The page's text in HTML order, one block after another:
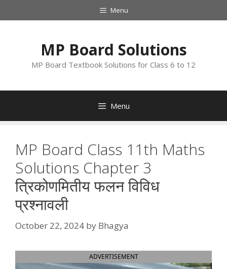
to
Menu
MP Board Solutions
MP Board Textbook Solutions for Class 6 to 12
Menu
MP Board Class 11th Maths
Solutions Chapter 3
त्रिकोणमितीय फलन विविध
प्रश्नावली
October 22, 2024 by Bhagya
ADVERTISEMENT